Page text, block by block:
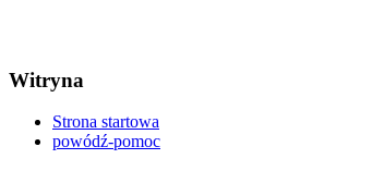
Witryna
Strona startowa
powódź-pomoc